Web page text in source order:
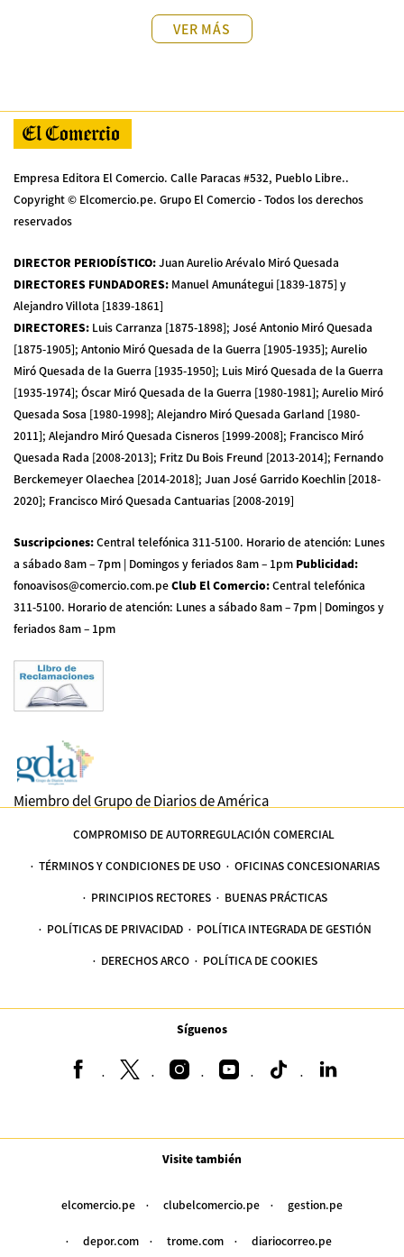
VER MÁS
Empresa Editora El Comercio. Calle Paracas #532, Pueblo Libre..
Copyright © Elcomercio.pe. Grupo El Comercio - Todos los derechos
reservados
DIRECTOR PERIODÍSTICO:Juan Aurelio Arévalo Miró Quesada
DIRECTORES FUNDADORES: Manuel Amunátegui [1839-1875] y
Alejandro Villota [1839-1861]
DIRECTORES: Luis Carranza [1875-1898]; José Antonio Miró Quesada
[1875-1905]; Antonio Miró Quesada de la Guerra [1905-1935]; Aurelio
Miró Quesada de la Guerra [1935-1950]; Luis Miró Quesada de la Guerra
[1935-1974]; Óscar Miró Quesada de la Guerra [1980-1981]; Aurelio Miró
Quesada Sosa [1980-1998]; Alejandro Miró Quesada Garland [1980-
2011]; Alejandro Miró Quesada Cisneros [1999-2008]; Francisco Miró
Quesada Rada [2008-2013]; Fritz Du Bois Freund [2013-2014]; Fernando
Berckemeyer Olaechea [2014-2018]; Juan José Garrido Koechlin [2018-
2020]; Francisco Miró Quesada Cantuarias [2008-2019]
Suscripciones:Central telefónica 311-5100. Horario de atención: Lunes
a sábado 8am – 7pm | Domingos y feriados 8am – 1pm Publicidad:
fonoavisos@comercio.com.peClub El Comercio:Central telefónica
311-5100. Horario de atención: Lunes a sábado 8am – 7pm | Domingos y
feriados 8am – 1pm
Miembro del Grupo de Diarios de América
COMPROMISO DE AUTORREGULACIÓN COMERCIAL
TÉRMINOS Y CONDICIONES DE USO OFICINAS CONCESIONARIAS
PRINCIPIOS RECTORES BUENAS PRÁCTICAS
POLÍTICAS DE PRIVACIDAD POLÍTICA INTEGRADA DE GESTIÓN
DERECHOS ARCO POLÍTICA DE COOKIES
Síguenos
Visite también
elcomercio.pe clubelcomercio.pe gestion.pe
depor.com trome.com diariocorreo.pe